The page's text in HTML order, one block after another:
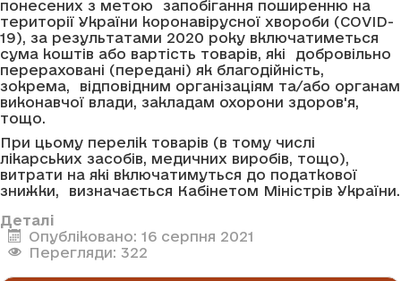
понесених з метою запобігання поширенню на
території України коронавірусної хвороби (COVID-
19), за результатами 2020 року включатиметься
сума коштів або вартість товарів, які добровільно
перераховані (передані) як благодійність,
зокрема, відповідним організаціям та/або органам
виконавчої влади, закладам охорони здоров'я,
тощо.
При цьому перелік товарів (в тому числі
лікарських засобів, медичних виробів, тощо),
витрати на які включатимуться до податкової
знижки, визначається Кабінетом Міністрів України.
Деталі
Опубліковано: 16 серпня 2021
Перегляди: 322